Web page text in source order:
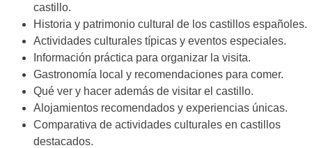
castillo.
Historia y patrimonio cultural de los castillos españoles.
Actividades culturales típicas y eventos especiales.
Información práctica para organizar la visita.
Gastronomía local y recomendaciones para comer.
Qué ver y hacer además de visitar el castillo.
Alojamientos recomendados y experiencias únicas.
Comparativa de actividades culturales en castillos
destacados.